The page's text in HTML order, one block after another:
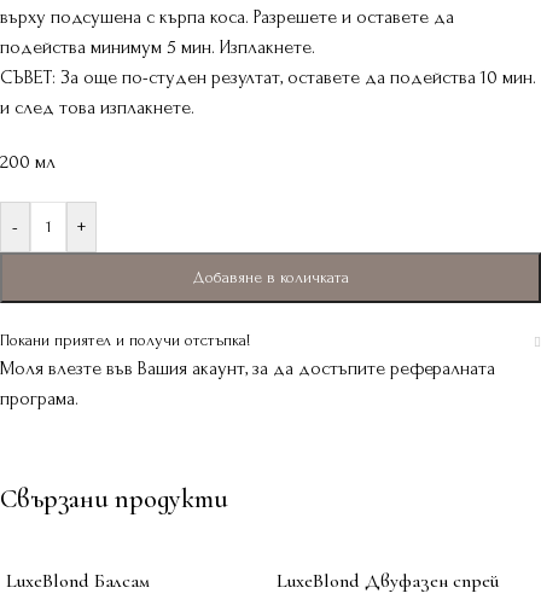
върху подсушена с кърпа коса. Разрешете и оставете да
подейства минимум 5 мин. Изплакнете.
СЪВЕТ: За още по-студен резултат, оставете да подейства 10 мин.
и след това изплакнете.
200 мл
- +
Добавяне в количката
Покани приятел и получи отстъпка!
Моля влезте във Вашия акаунт, за да достъпите рефералната
програма.
Свързани продукти
LuxeBlond Балсам LuxeBlond Двуфазен спрей